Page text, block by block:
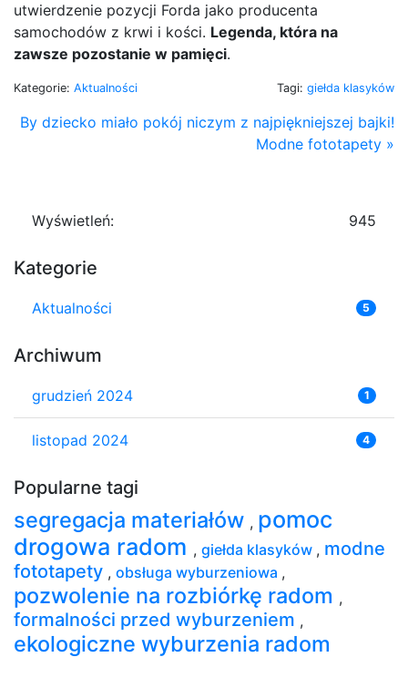
utwierdzenie pozycji Forda jako producenta
samochodów z krwi i kości. Legenda, która na
zawsze pozostanie w pamięci.
Kategorie: Aktualności Tagi: giełda klasyków
By dziecko miało pokój niczym z najpiękniejszej bajki!
Modne fototapety »
Wyświetleń: 945
Kategorie
Aktualności 5
Archiwum
grudzień 2024 1
listopad 2024 4
Popularne tagi
segregacja materiałów , pomoc
drogowa radom , giełda klasyków , modne
fototapety , obsługa wyburzeniowa ,
pozwolenie na rozbiórkę radom ,
formalności przed wyburzeniem ,
ekologiczne wyburzenia radom